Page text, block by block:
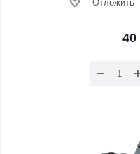
Отложить
40